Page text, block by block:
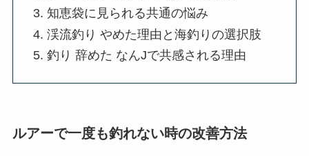
知恵袋に見られる共通の悩み
渓流釣り やめた理由と海釣りの選択肢
釣り 辞めた なんJで共感される理由
ルアーで一度も釣れない時の改善方法